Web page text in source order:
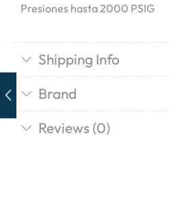
Presiones hasta 2000 PSIG
Shipping Info
Brand
Reviews (0)